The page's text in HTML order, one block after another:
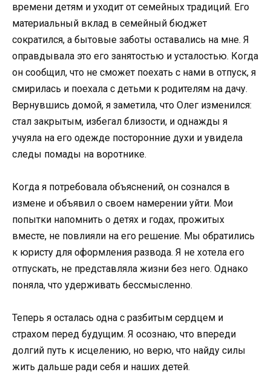
времени детям и уходит от семейных традиций. Его
материальный вклад в семейный бюджет
сократился, а бытовые заботы оставались на мне. Я
оправдывала это его занятостью и усталостью. Когда
он сообщил, что не сможет поехать с нами в отпуск, я
смирилась и поехала с детьми к родителям на дачу.
Вернувшись домой, я заметила, что Олег изменился:
стал закрытым, избегал близости, и однажды я
учуяла на его одежде посторонние духи и увидела
следы помады на воротнике.
Когда я потребовала объяснений, он сознался в
измене и объявил о своем намерении уйти. Мои
попытки напомнить о детях и годах, прожитых
вместе, не повлияли на его решение. Мы обратились
к юристу для оформления развода. Я не хотела его
отпускать, не представляла жизни без него. Однако
поняла, что удерживать бессмысленно.
Теперь я осталась одна с разбитым сердцем и
страхом перед будущим. Я осознаю, что впереди
долгий путь к исцелению, но верю, что найду силы
жить дальше ради себя и наших детей.